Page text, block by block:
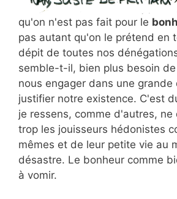
qu'on n'est pas fait pour le
pas autant qu'on le prétend en
dépit de toutes nos
semble-t-il, bien plus besoin
nous engager dans une grande
justifier notre existence. C'est
je ressens, comme d'autres, ne
trop les jouisseurs hédonistes
mêmes et de leur petite vie au
désastre. Le bonheur comme
à vomir.